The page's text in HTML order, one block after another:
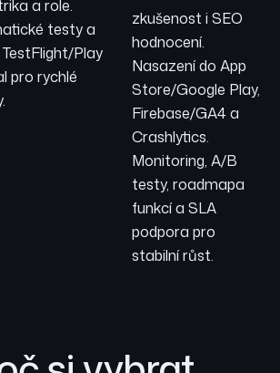
a role.
testy a
Play
pro rychlé
zkušenost i SEO
hodnocení.
Nasazení do App
Store/Google Play,
Firebase/GA4 a
Crashlytics.
Monitoring, A/B
testy, roadmapa
funkcí a SLA
podpora pro
stabilní růst.